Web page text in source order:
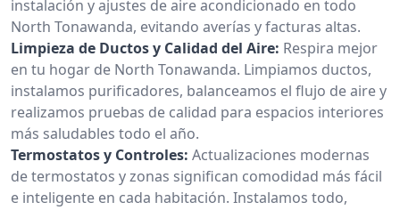
instalación y ajustes de aire acondicionado en todo
North Tonawanda, evitando averías y facturas altas.
Limpieza de Ductos y Calidad del Aire: Respira mejor
en tu hogar de North Tonawanda. Limpiamos ductos,
instalamos purificadores, balanceamos el flujo de aire y
realizamos pruebas de calidad para espacios interiores
más saludables todo el año.
Termostatos y Controles: Actualizaciones modernas
de termostatos y zonas significan comodidad más fácil
e inteligente en cada habitación. Instalamos todo,